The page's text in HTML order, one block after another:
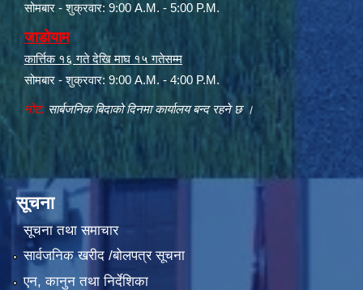
सोमबार - शुक्रवार: 9:00 A.M. - 5:00 P.M.
जाडोयाम
कार्त्तिक १६ गते देखि माघ १५ गतेसम्म
सोमबार - शुक्रवार: 9:00 A.M. - 4:00 P.M.
नोट: सार्बजनिक बिदाको दिनमा कार्यालय बन्द रहने छ ।
सूचना
सूचना तथा समाचार
सार्वजनिक खरीद /बोलपत्र सूचना
एन, कानुन तथा निर्देशिका